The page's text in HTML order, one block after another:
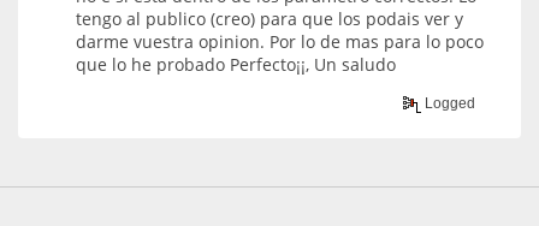
tengo al publico (creo) para que los podais ver y
darme vuestra opinion. Por lo de mas para lo poco
que lo he probado Perfecto¡¡, Un saludo
Logged